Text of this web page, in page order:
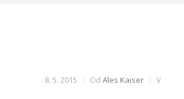
8. 5. 2015 Od Ales Kaiser V